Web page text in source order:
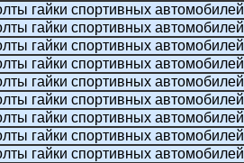
гайки спортивных автомобилей
гайки спортивных автомобилей
гайки спортивных автомобилей
гайки спортивных автомобилей
гайки спортивных автомобилей
гайки спортивных автомобилей
гайки спортивных автомобилей
гайки спортивных автомобилей
гайки спортивных автомобилей